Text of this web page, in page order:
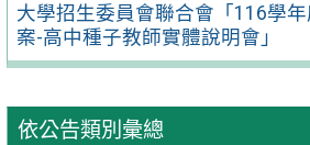
大學招生委員會聯合會「116學
案-高中種子教師實體說明會」
依公告類別彙總